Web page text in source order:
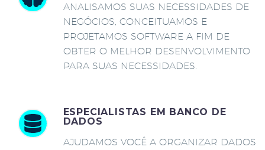
ANALISAMOS SUAS NECESSIDADES DE
NEGÓCIOS, CONCEITUAMOS E
PROJETAMOS SOFTWARE A FIM DE
OBTER O MELHOR DESENVOLVIMENTO
PARA SUAS NECESSIDADES.
ESPECIALISTAS EM BANCO DE
DADOS
AJUDAMOS VOCÊ A ORGANIZAR DADOS